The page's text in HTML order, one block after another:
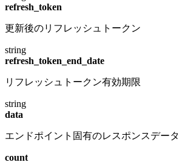
refresh_token
更新後のリフレッシュトークン
string
refresh_token_end_date
リフレッシュトークン有効期限
string
data
エンドポイント固有のレスポンスデータ
count